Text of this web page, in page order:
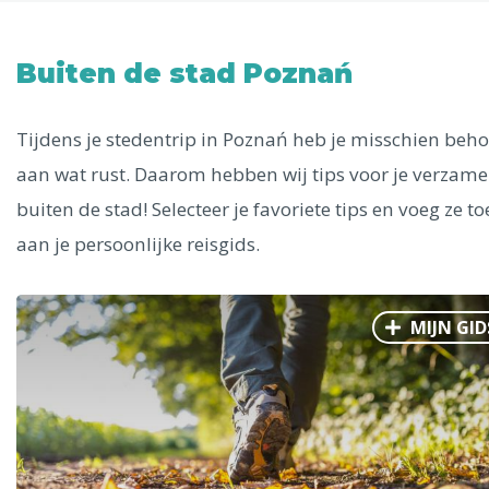
Phoenix
Dresden
Buiten de stad Poznań
Tijdens je stedentrip in Poznań heb je misschien
aan wat rust. Daarom hebben wij tips voor je
buiten de stad! Selecteer je favoriete tips en voeg ze
aan je persoonlijke reisgids.
MIJN